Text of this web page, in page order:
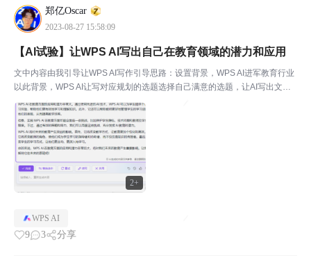
郑亿Oscar
2023-08-27 15:58:09
2+
【AI试验】让WPS AI写出自己在教育领域的潜力和应用
文中内容由我引导让WPS AI写作引导思路：设置背景，WPS AI进军教育行业
以此背景，WPS AI让写对应规划的选题选择自己满意的选题，让AI写出文章
大纲每个大纲的内容，给出基本论点，对论点进行引导再扩写 续写最后将大
纲的内容 拼凑成一篇文章整体润色再审...
WPS AI
9 3 分享